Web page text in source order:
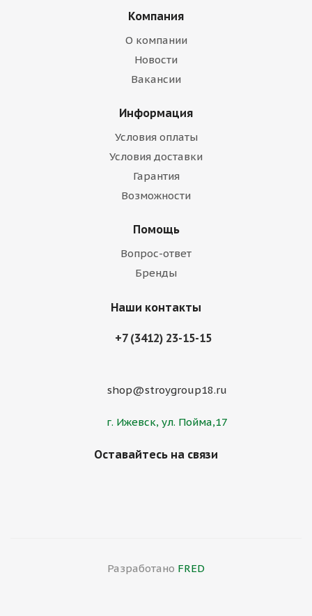
Компания
О компании
Новости
Вакансии
Информация
Условия оплаты
Условия доставки
Гарантия
Возможности
Помощь
Вопрос-ответ
Бренды
Наши контакты
+7 (3412) 23-15-15
shop@stroygroup18.ru
г. Ижевск, ул. Пойма,17
Оставайтесь на связи
Разработано FRED